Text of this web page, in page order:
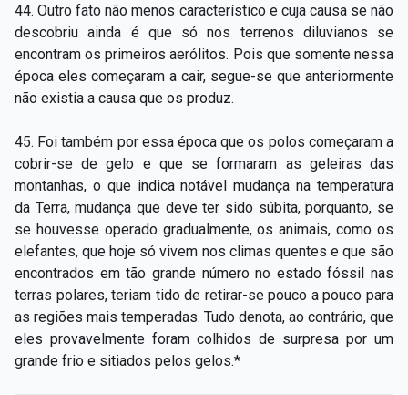
44. Outro fato não menos característico e cuja causa se não
descobriu ainda é que só nos terrenos diluvianos se
encontram os primeiros aerólitos. Pois que somente nessa
época eles começaram a cair, segue­-se que anteriormente
não existia a causa que os produz.
45. Foi também por essa época que os polos começaram a
cobrir­-se de gelo e que se formaram as geleiras das
montanhas, o que indica notável mudança na temperatura
da Terra, mudança que deve ter sido súbita, porquanto, se
se houvesse operado gradualmente, os animais, como os
elefantes, que hoje só vivem nos climas quentes e que são
encontrados em tão grande número no estado fóssil nas
terras polares, teriam tido de retirar-­se pouco a pouco para
as regiões mais temperadas. Tudo denota, ao contrário, que
eles provavelmente foram colhidos de surpresa por um
grande frio e sitiados pelos gelos.*